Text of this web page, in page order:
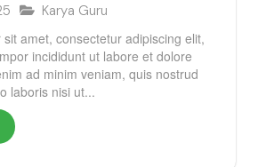
Karya Guru
amet, consectetur adipiscing elit,
incididunt ut labore et dolore
ad minim veniam, quis nostrud
laboris nisi ut...